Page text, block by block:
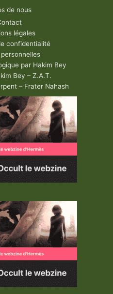
de nous
légales
confidentialité
par Hakim Bey
Bey – Z.A.T.
– Frater Nahash